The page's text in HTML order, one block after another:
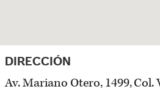
DIRECCIÓN
Av. Mariano Otero, 1499, Col.